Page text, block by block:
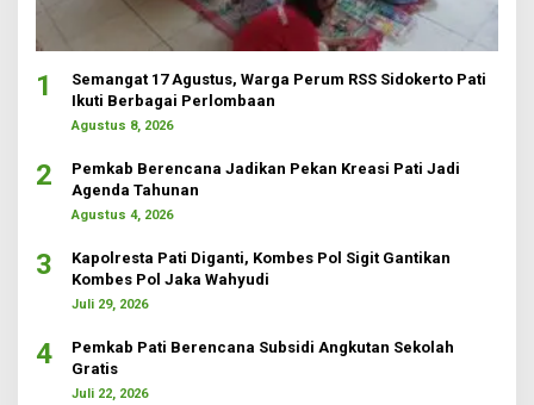
1
Semangat 17 Agustus, Warga Perum RSS Sidokerto Pati
Ikuti Berbagai Perlombaan
Agustus 8, 2026
2
Pemkab Berencana Jadikan Pekan Kreasi Pati Jadi
Agenda Tahunan
Agustus 4, 2026
3
Kapolresta Pati Diganti, Kombes Pol Sigit Gantikan
Kombes Pol Jaka Wahyudi
Juli 29, 2026
4
Pemkab Pati Berencana Subsidi Angkutan Sekolah
Gratis
Juli 22, 2026